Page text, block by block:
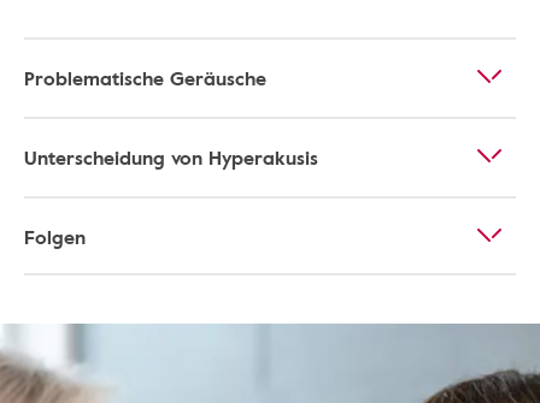
Problematische Geräusche
Unterscheidung von Hyperakusis
Folgen